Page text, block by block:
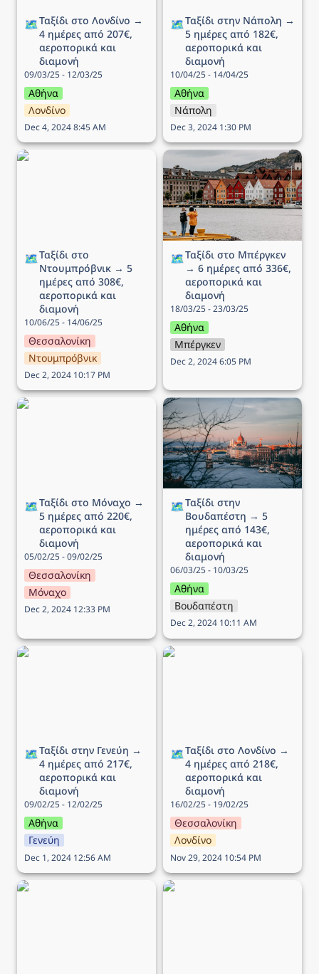
🗺️Ταξίδι στο Λονδίνο →
4 ημέρες από 207€,
αεροπορικά και
διαμονή
09/03/25 - 12/03/25
Αθήνα
Λονδίνο
Dec 4, 2024 8:45 AM
🗺️Ταξίδι στην Νάπολη →
5 ημέρες από 182€,
αεροπορικά και
διαμονή
10/04/25 - 14/04/25
Αθήνα
Νάπολη
Dec 3, 2024 1:30 PM
Ταξίδι στο Ντουμπρόβνικ
🗺️Ταξίδι στο
Ντουμπρόβνικ → 5
ημέρες από 308€,
αεροπορικά και
διαμονή
10/06/25 - 14/06/25
Θεσσαλονίκη
Ντουμπρόβνικ
Dec 2, 2024 10:17 PM
Ταξίδι στo Μπέργκεν → 6
ημέρες από 336€,
αεροπορικά και διαμονή
🗺️Ταξίδι στo Μπέργκεν
→ 6 ημέρες από 336€,
αεροπορικά και
διαμονή
18/03/25 - 23/03/25
Αθήνα
Μπέργκεν
Dec 2, 2024 6:05 PM
Ταξίδι στο Μόναχο → 5
🗺️Ταξίδι στο Μόναχο →
5 ημέρες από 220€,
αεροπορικά και
διαμονή
05/02/25 - 09/02/25
Θεσσαλονίκη
Μόναχο
Dec 2, 2024 12:33 PM
Ταξίδι στην Βουδαπέστη
→ 5 ημέρες από 143€,
αεροπορικά και διαμονή
🗺️Ταξίδι στην
Βουδαπέστη → 5
ημέρες από 143€,
αεροπορικά και
διαμονή
06/03/25 - 10/03/25
Αθήνα
Βουδαπέστη
Dec 2, 2024 10:11 AM
Ταξίδι στην Γενεύη → 4
🗺️Ταξίδι στην Γενεύη →
4 ημέρες από 217€,
αεροπορικά και
διαμονή
09/02/25 - 12/02/25
Αθήνα
Γενεύη
Dec 1, 2024 12:56 AM
Ταξίδι στο Λονδίνο → 4
🗺️Ταξίδι στο Λονδίνο →
4 ημέρες από 218€,
αεροπορικά και
διαμονή
16/02/25 - 19/02/25
Θεσσαλονίκη
Λονδίνο
Nov 29, 2024 10:54 PM
Ταξίδι στην Πράγα → 4
Ταξίδι στη Ρώμη → 5